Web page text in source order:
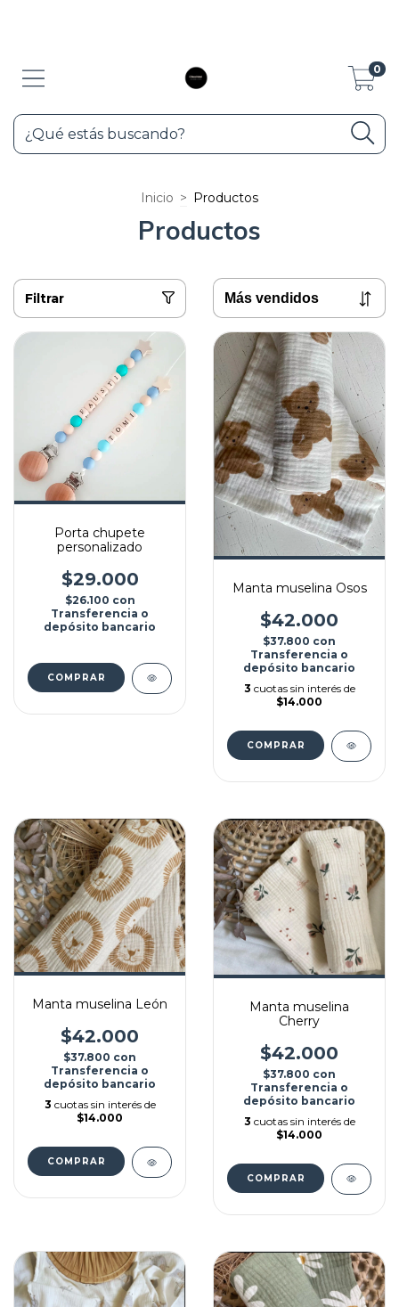
0
Inicio > Productos
Productos
Filtrar
Porta chupete
personalizado
$29.000
$26.100 con
Transferencia o
depósito bancario
Manta muselina Osos
$42.000
$37.800 con
Transferencia o
depósito bancario
3 cuotas sin interés de
$14.000
Manta muselina León
$42.000
$37.800 con
Transferencia o
depósito bancario
3 cuotas sin interés de
$14.000
Manta muselina
Cherry
$42.000
$37.800 con
Transferencia o
depósito bancario
3 cuotas sin interés de
$14.000